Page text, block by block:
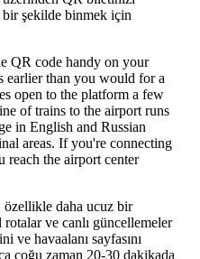
bir şekilde binmek için
QR code handy on your
earlier than you would for a
open to the platform a few
of trains to the airport runs
in English and Russian
areas. If you're connecting
reach the airport center
özellikle daha ucuz bir
ve canlı güncellemeler
ve havaalanı sayfasını
çoğu zaman 20-30 dakikada